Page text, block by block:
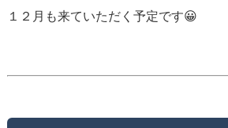
１２月も来ていただく予定です😀